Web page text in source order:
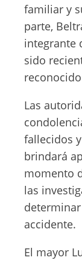
familiar y
parte,
integrante
sido
Las
fallecidos
brindará
momento
las
accidente.
El mayor